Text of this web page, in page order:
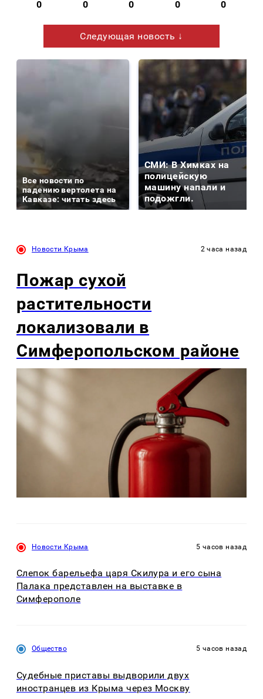
0 0 0 0 0
Следующая новость ↓
Все новости по
падению вертолета на
Кавказе: читать здесь
СМИ: В Химках на
полицейскую
машину напали и
подожгли.
Новости Крыма 2 часа назад
Пожар сухой
растительности
локализовали в
Симферопольском районе
Новости Крыма 5 часов назад
Слепок барельефа царя Скилура и его сына
Палака представлен на выставке в
Симферополе
Общество 5 часов назад
Судебные приставы выдворили двух
иностранцев из Крыма через Москву